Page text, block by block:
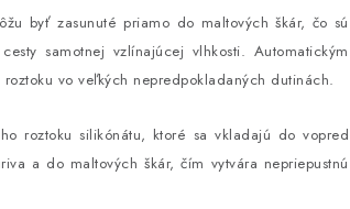
byť zasunuté priamo do maltových škár, čo sú
samotnej vzlínajúcej vlhkosti. Automatickým
vo veľkých nepredpokladaných dutinách.
roztoku silikónátu, ktoré sa vkladajú do vopred
a do maltových škár, čím vytvára nepriepustnú